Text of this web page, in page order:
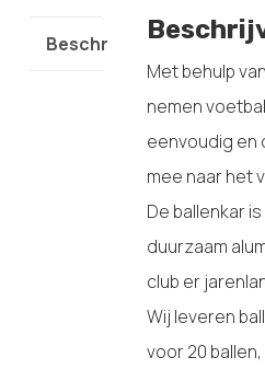
Beschrijving
Met behulp
nemen
eenvoudig en
mee naar het
De ballenkar
duurzaam
club er
Wij leveren
voor 20 ballen,